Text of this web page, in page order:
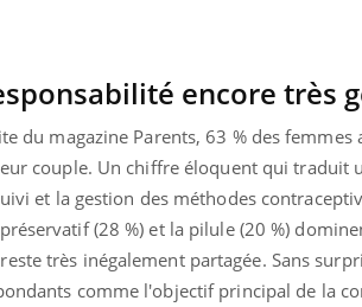
encore très
du magazine Parents, 63 % des
couple. Un chiffre éloquent qui traduit
et la gestion des méthodes
(28 %) et la pilule (20 %)
très inégalement partagée. Sans
comme l'objectif principal de la